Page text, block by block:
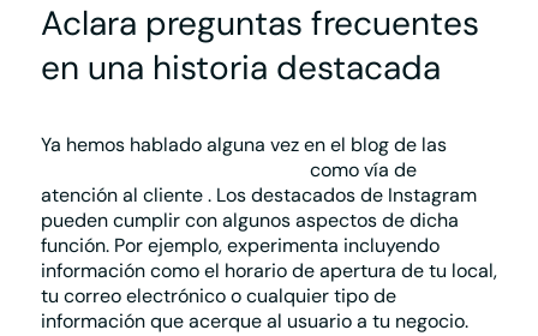
Aclara preguntas frecuentes
en una historia destacada
Ya hemos hablado alguna vez en el blog de las
comovía de
atención al cliente. Los destacados de Instagram
pueden cumplir con algunos aspectos de dicha
función. Por ejemplo, experimenta incluyendo
información como el horario de apertura de tu local,
tu correo electrónico o cualquier tipo de
información que acerque al usuario a tu negocio.